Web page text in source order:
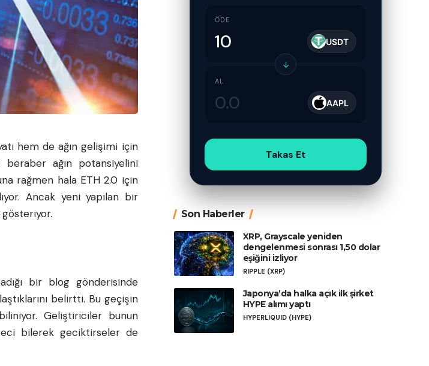
hem de ağın gelişimi için
ağın potansiyelini
rağmen hala ETH 2.0 için
Ancak yeni yapılan bir
gösteriyor.
bir blog gönderisinde
belirtti. Bu geçişin
Geliştiriciler bunun
bilerek geciktirseler de
ÖDE
USDT
↓
AL
AAPL
Takas Et
Son Haberler
XRP, Grayscale yeniden
dengelenmesi sonrası 1,50 dolar
eşiğini izliyor
RIPPLE (XRP)
Japonya’da halka açık ilk şirket
HYPE alımı yaptı
HYPERLIQUID (HYPE)